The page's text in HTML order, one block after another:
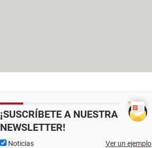
¡SUSCRÍBETE A NUESTRA
NEWSLETTER!
Noticias Ver un ejemplo